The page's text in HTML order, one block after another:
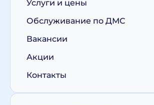
Услуги и цены
Обслуживание по ДМС
Вакансии
Акции
Контакты